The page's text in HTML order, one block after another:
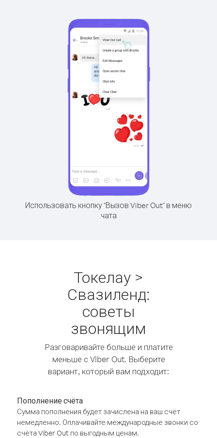
Использовать кнопку "Вызов Viber Out" в меню
чата
Токелау >
Свазиленд:
советы
звонящим
Разговаривайте больше и платите
меньше с Viber Out. Выберите
вариант, который вам подходит:
Пополнение счёта
Сумма пополнения будет зачислена на ваш счёт
немедленно. Оплачивайте международные звонки со
счёта Viber Out по выгодным ценам.